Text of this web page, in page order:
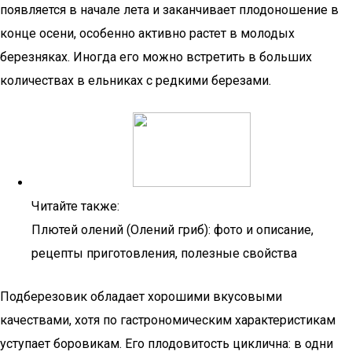
появляется в начале лета и заканчивает плодоношение в
конце осени, особенно активно растет в молодых
березняках. Иногда его можно встретить в больших
количествах в ельниках с редкими березами.
Читайте также:
Плютей олений (Олений гриб): фото и описание,
рецепты приготовления, полезные свойства
Подберезовик обладает хорошими вкусовыми
качествами, хотя по гастрономическим характеристикам
уступает боровикам. Его плодовитость циклична: в одни